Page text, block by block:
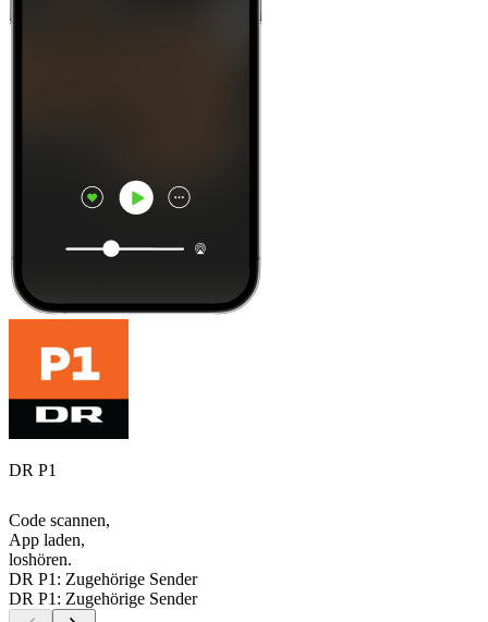
DR P1
Code scannen,
App laden,
loshören.
DR P1: Zugehörige Sender
DR P1: Zugehörige Sender